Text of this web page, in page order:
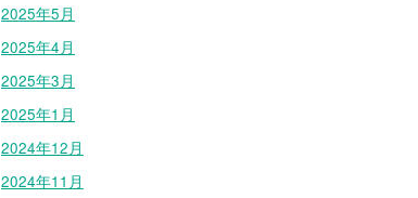
2025年5月
2025年4月
2025年3月
2025年1月
2024年12月
2024年11月